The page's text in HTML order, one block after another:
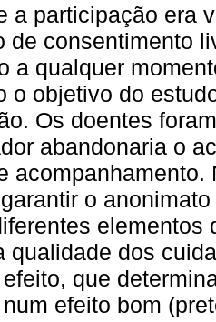
a participação era
de consentimento
a qualquer
o objetivo do
Os doentes
abandonaria o
o
elementos
qualidade dos
que
efeito bom